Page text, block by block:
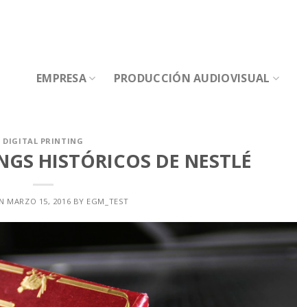
EMPRESA PRODUCCIÓN AUDIOVISUAL
DIGITAL PRINTING
HISTÓRICOS DE NESTLÉ
MARZO 15, 2016 BY EGM_TEST